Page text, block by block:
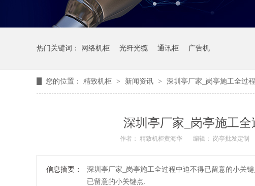
热门关键词： 网络机柜 光纤光缆 通讯柜 广告机
您的位置： 精致机柜 > 新闻资讯 > 深圳亭厂家_岗亭施工全过
深圳亭厂家_岗亭施工
作者： 精致机柜黄海华 编辑： 岗亭批发定制
信息摘要：
深圳亭厂家_岗亭施工全过程中迫不得已留意的小关
已留意的小关键点.